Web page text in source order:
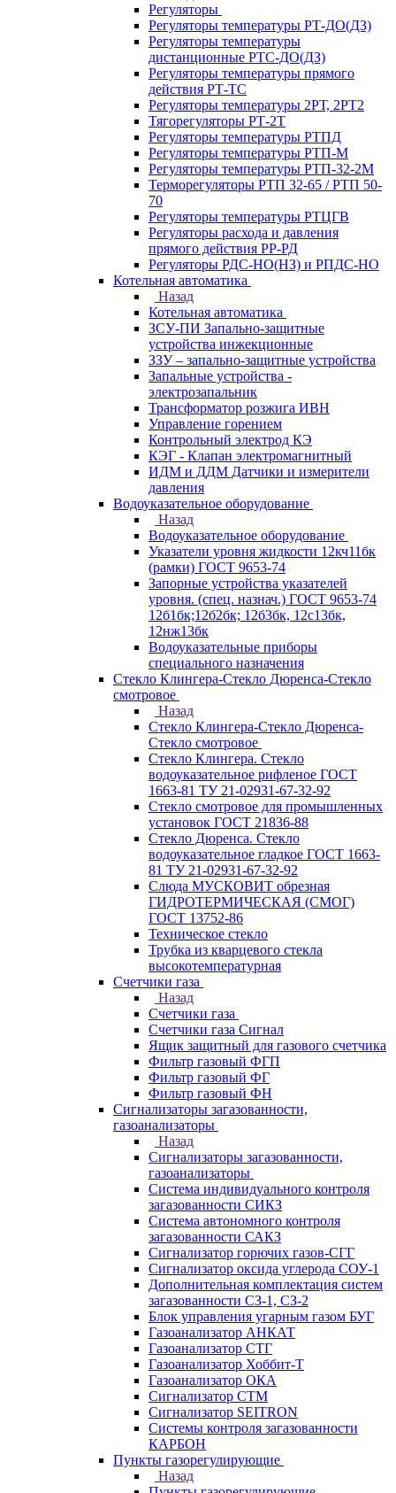
Регуляторы
Регуляторы температуры РТ-ДО(ДЗ)
Регуляторы температуры
дистанционные РТС-ДО(ДЗ)
Регуляторы температуры прямого
действия РТ-ТС
Регуляторы температуры 2РТ, 2РT2
Тягорегуляторы РТ-2Т
Регуляторы температуры РТПД
Регуляторы температуры РТП-M
Регуляторы температуры РТП-32-2М
Терморегуляторы РТП 32-65 / РТП 50-
70
Регуляторы температуры РТЦГВ
Регуляторы расхода и давления
прямого действия РР-РД
Регуляторы РДС-НО(НЗ) и РПДС-НО
Котельная автоматика
Назад
Котельная автоматика
ЗСУ-ПИ Запально-защитные
устройства инжекционные
ЗЗУ – запально-защитные устройства
Запальные устройства -
электрозапальник
Трансформатор розжига ИВН
Управление горением
Контрольный электрод КЭ
КЭГ - Клапан электромагнитный
ИДМ и ДДМ Датчики и измерители
давления
Водоуказательное оборудование
Назад
Водоуказательное оборудование
Указатели уровня жидкости 12кч11бк
(рамки) ГОСТ 9653-74
Запорные устройства указателей
уровня. (спец. назнач.) ГОСТ 9653-74
12б1бк;12б2бк; 12б3бк, 12с13бк,
12нж13бк
Водоуказательные приборы
специального назначения
Стекло Клингера-Стекло Дюренса-Стекло
смотровое
Назад
Стекло Клингера-Стекло Дюренса-
Стекло смотровое
Стекло Клингера. Стекло
водоуказательное рифленое ГОСТ
1663-81 ТУ 21-02931-67-32-92
Стекло смотровое для промышленных
установок ГОСТ 21836-88
Стекло Дюренса. Стекло
водоуказательное гладкое ГОСТ 1663-
81 ТУ 21-02931-67-32-92
Слюда МУСКОВИТ обрезная
ГИДРОТЕРМИЧЕСКАЯ (СМОГ)
ГОСТ 13752-86
Техническое стекло
Трубка из кварцевого стекла
высокотемпературная
Счетчики газа
Назад
Счетчики газа
Счетчики газа Сигнал
Ящик защитный для газового счетчика
Фильтр газовый ФГП
Фильтр газовый ФГ
Фильтр газовый ФН
Сигнализаторы загазованности,
газоанализаторы
Назад
Сигнализаторы загазованности,
газоанализаторы
Система индивидуального контроля
загазованности СИКЗ
Система автономного контроля
загазованности САКЗ
Сигнализатор горючих газов-СГГ
Сигнализатор оксида углерода СОУ-1
Дополнительная комплектация систем
загазованности СЗ-1, СЗ-2
Блок управления угарным газом БУГ
Газоанализатор АНКАТ
Газоанализатор СТГ
Газоанализатор Хоббит-Т
Газоанализатор ОКА
Сигнализатор СТМ
Сигнализатор SEITRON
Системы контроля загазованности
КАРБОН
Пункты газорегулирующие
Назад